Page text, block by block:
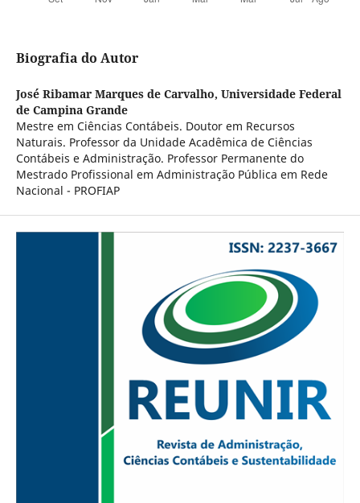
Biografia do Autor
José Ribamar Marques de Carvalho, Universidade Federal
de Campina Grande
Mestre em Ciências Contábeis. Doutor em Recursos
Naturais. Professor da Unidade Acadêmica de Ciências
Contábeis e Administração. Professor Permanente do
Mestrado Profissional em Administração Pública em Rede
Nacional - PROFIAP